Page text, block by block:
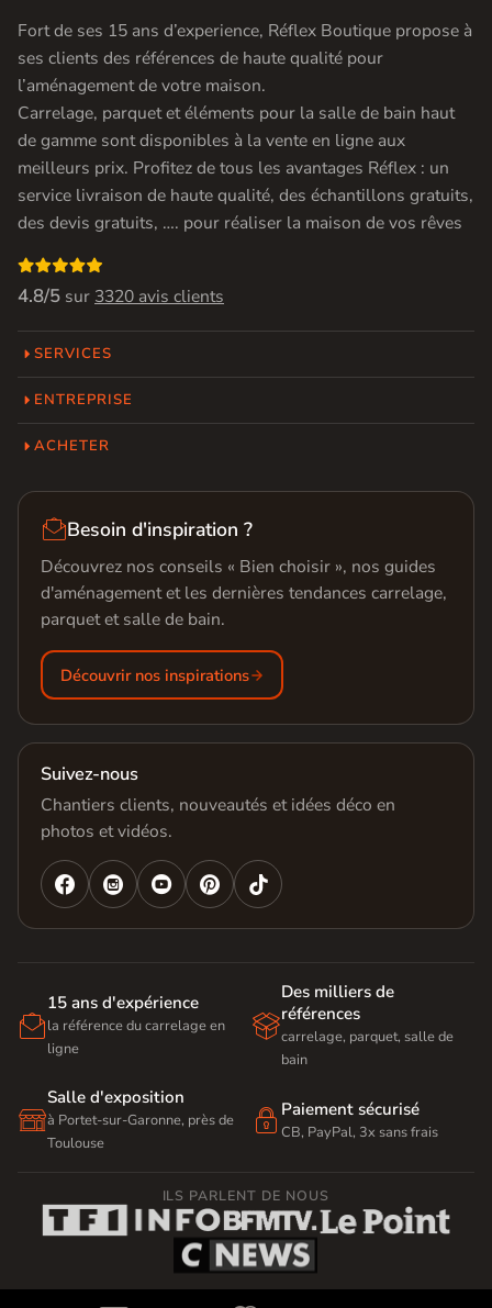
Fort de ses 15 ans d’experience, Réflex Boutique propose à
ses clients des références de haute qualité pour
l’aménagement de votre maison.
Carrelage, parquet et éléments pour la salle de bain haut
de gamme sont disponibles à la vente en ligne aux
meilleurs prix. Profitez de tous les avantages Réflex : un
service livraison de haute qualité, des échantillons gratuits,
des devis gratuits, …. pour réaliser la maison de vos rêves

4.8/5 sur 3320 avis clients
SERVICES
ENTREPRISE
ACHETER
Besoin d'inspiration ?
Découvrez nos conseils « Bien choisir », nos guides
d'aménagement et les dernières tendances carrelage,
parquet et salle de bain.
Découvrir nos inspirations
Suivez-nous
Chantiers clients, nouveautés et idées déco en
photos et vidéos.
   

15 ans d'expérience
la référence du carrelage en
ligne

Des milliers de
références
carrelage, parquet, salle de
bain

Salle d'exposition
à Portet-sur-Garonne, près de
Toulouse
 Paiement sécurisé
CB, PayPal, 3x sans frais
ILS PARLENT DE NOUS